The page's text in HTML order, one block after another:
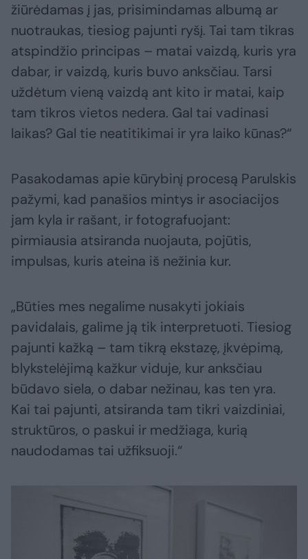
žiūrėdamas į jas, prisimindamas albumą ar
nuotraukas, tiesiog pajunti ryšį. Tai tam tikras
atspindžio principas – matai vaizdą, kuris yra
dabar, ir vaizdą, kuris buvo anksčiau. Tarsi
uždėtum vieną vaizdą ant kito ir matai, kaip
tam tikros vietos nedera. Gal tai vadinasi
laikas? Gal tie neatitikimai ir yra laiko kūnas?“
Pasakodamas apie kūrybinį procesą Parulskis
pažymi, kad panašios mintys ir asociacijos
jam kyla ir rašant, ir fotografuojant:
pirmiausia atsiranda nuojauta, pojūtis,
impulsas, kuris ateina iš nežinia kur.
„Būties mes negalime nusakyti jokiais
pavidalais, galime ją tik interpretuoti. Tiesiog
pajunti kažką – tam tikrą ekstazę, įkvėpimą,
blykstelėjimą kažkur viduje, kur anksčiau
būdavo siela, o dabar nežinau, kas ten yra.
Kai tai pajunti, atsiranda tam tikri vaizdiniai,
struktūros, o paskui ir medžiaga, kurią
naudodamas tai užfiksuoji.“